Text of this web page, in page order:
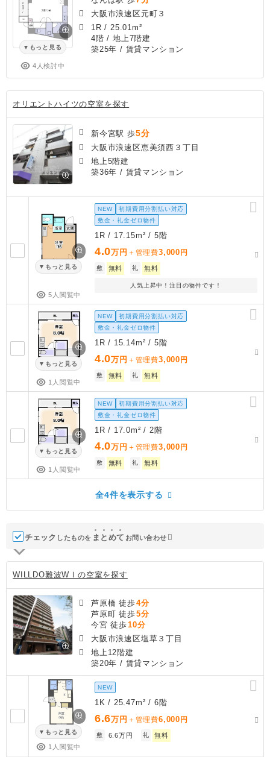
もっと見る
4人検討中
大阪市浪速区元町３
1R / 25.01m²
4階 / 地上7階建
築25年 / 賃貸マンション
オリエントハイツの空室を探す
新今宮駅 歩5分
大阪市浪速区恵美須西３丁目
地上5階建
築36年 / 賃貸マンション
もっと見る
5人閲覧中
NEW
初期費用分割払い対応
敷金・礼金ゼロ物件
1R / 17.15m² / 5階
4.0万円 ＋管理費3,000 円
敷 無料 礼 無料
人気上昇中！注目の物件です！
もっと見る
1人閲覧中
NEW
初期費用分割払い対応
敷金・礼金ゼロ物件
1R / 15.14m² / 5階
4.0万円 ＋管理費3,000 円
敷 無料 礼 無料
もっと見る
1人閲覧中
NEW
初期費用分割払い対応
敷金・礼金ゼロ物件
1R / 17.0m² / 2階
4.0万円 ＋管理費3,000 円
敷 無料 礼 無料
全4件を表示する
チェック したものを ま と めて お問い合わせ
WILLDO難波WⅠの空室を探す
芦原橋 徒歩4分
芦原町 徒歩5分
今宮 徒歩10分
大阪市浪速区塩草３丁目
地上12階建
築20年 / 賃貸マンション
もっと見る
1人閲覧中
NEW
1K / 25.47m² / 6階
6.6万円 ＋管理費6,000 円
敷 6.6万円 礼 無料